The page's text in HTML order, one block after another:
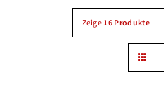
Zeige16 Produkte